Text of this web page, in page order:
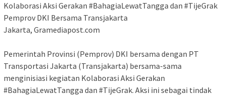
Kolaborasi Aksi Gerakan #BahagiaLewatTangga dan #TijeGrak
Pemprov DKI Bersama Transjakarta
Jakarta, Gramediapost.com
Pemerintah Provinsi (Pemprov) DKI bersama dengan PT
Transportasi Jakarta (Transjakarta) bersama-sama
menginisiasi kegiatan Kolaborasi Aksi Gerakan
#BahagiaLewatTangga dan #TijeGrak. Aksi ini sebagai tindak